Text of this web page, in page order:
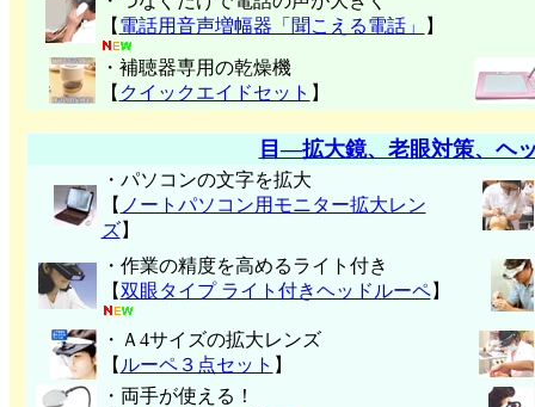
【 電話用音声増幅器「聞こえる電話」 】
・補聴器専用の乾燥機
【 クイックエイドセット 】
目―拡大鏡、老眼対策、ヘ
・パソコンの文字を拡大
【 ノートパソコン用モニター拡大レン
ズ】
・作業の精度を高めるライト付き
【双眼タイプ ライト付きヘッドルーペ】
・Ａ4サイズの拡大レンズ
【 ルーペ３点セット 】
・両手が使える！